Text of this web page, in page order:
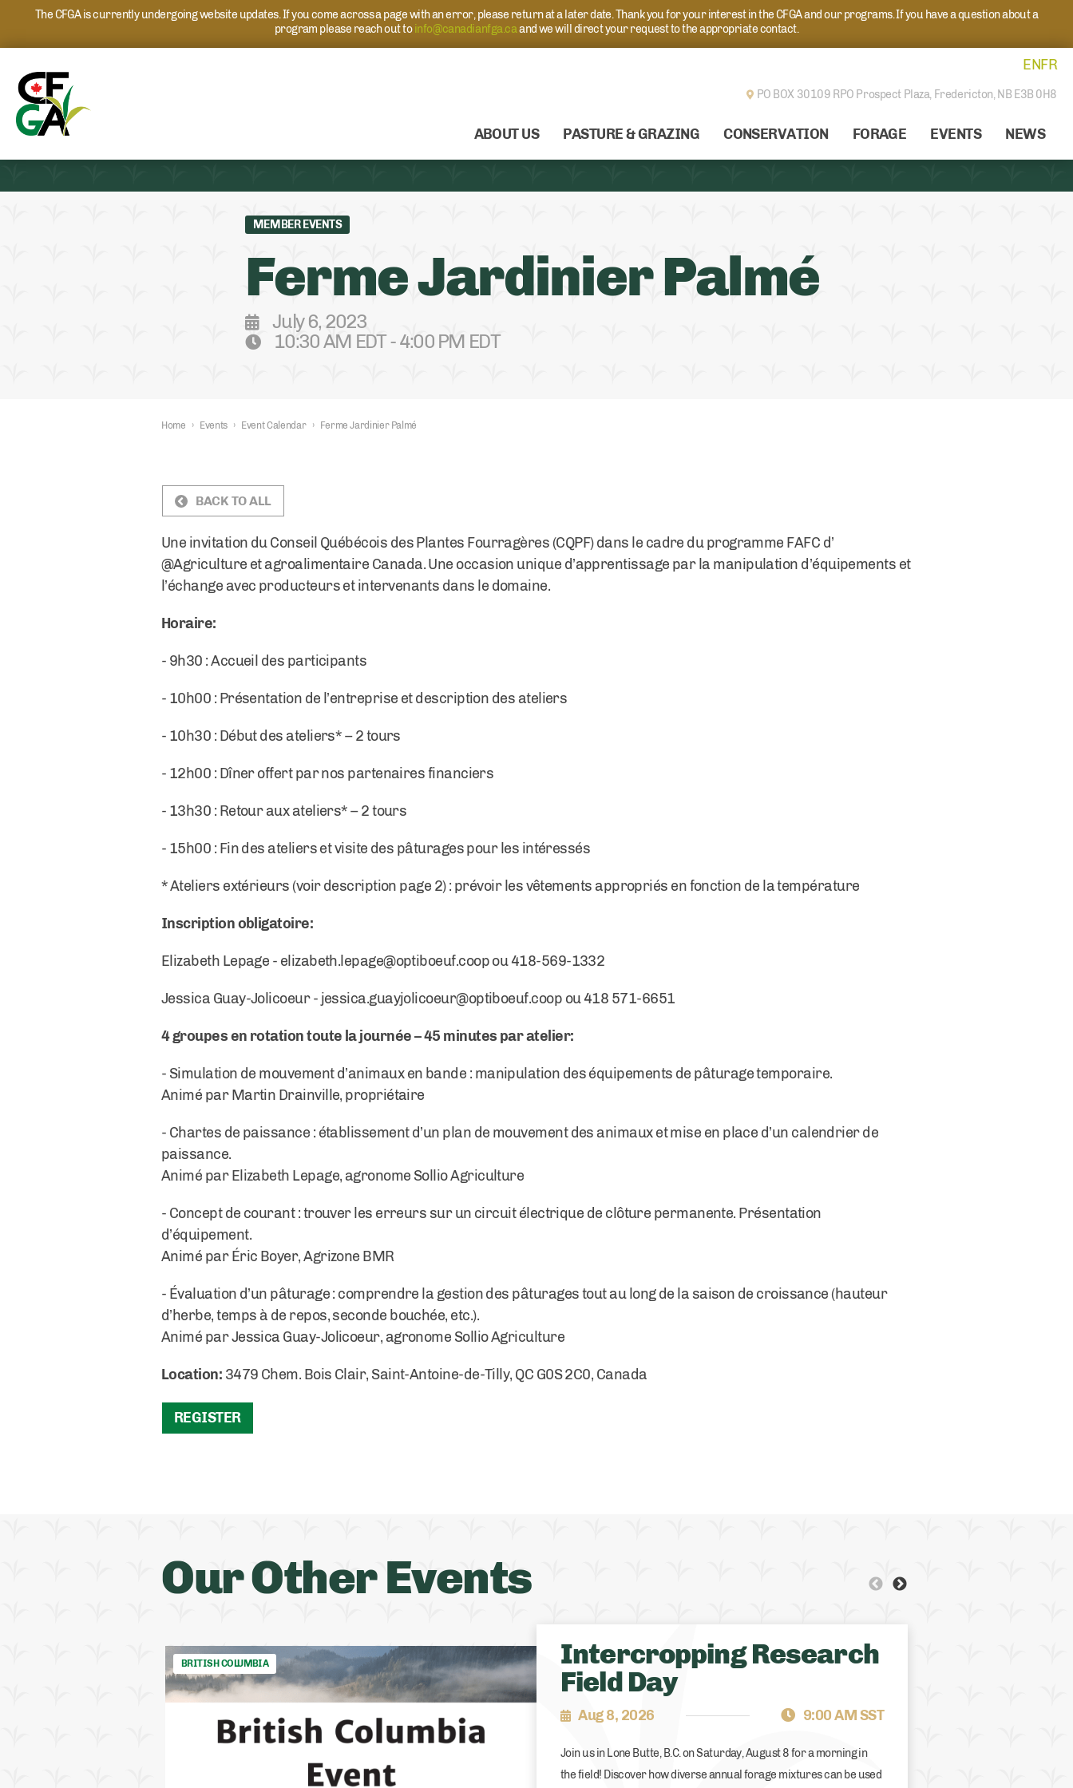
The CFGA is currently undergoing website updates. If you come across a page with an error, please return at a later date. Thank you for your interest in the CFGA and our programs. If you have a question about a
program please reach out toinfo@canadianfga.caand we will direct your request to the appropriate contact.
ENFR
PO BOX 30109 RPO Prospect Plaza, Fredericton, NB E3B 0H8
ABOUT US PASTURE & GRAZING CONSERVATION FORAGE EVENTS NEWS
MEMBER EVENTS
Ferme Jardinier Palmé
July 6, 2023
10:30 AM EDT - 4:00 PM EDT
Home › Events › Event Calendar › Ferme Jardinier Palmé
BACK TO ALL
Une invitation duConseil Québécois desPlantes Fourragères (CQPF)dans le cadre du programme FAFC d’
@Agriculture etagroalimentaire Canada.Une occasion unique d’apprentissage par la manipulation d’équipements et
l’échange avec producteursetintervenants dans le domaine.
Horaire:
- 9h30 : Accueil des participants
- 10h00 : Présentation de l’entreprise et description des ateliers
- 10h30 : Début des ateliers* – 2 tours
- 12h00 : Dîner offert par nos partenaires financiers
- 13h30 : Retour aux ateliers* – 2 tours
- 15h00 : Fin des ateliers et visite des pâturages pour les intéressés
* Ateliers extérieurs (voir description page 2) : prévoir les vêtements appropriés en fonction de la température
Inscription obligatoire:
Elizabeth Lepage - elizabeth.lepage@optiboeuf.coopou 418-569-1332
Jessica Guay-Jolicoeur - jessica.guayjolicoeur@optiboeuf.coop ou 418 571-6651
4 groupes en rotation toute la journée – 45 minutes par atelier:
- Simulation de mouvement d’animaux en bande : manipulation des équipements de pâturage temporaire.
Animé par Martin Drainville, propriétaire
- Chartes de paissance : établissement d’un plan de mouvement des animaux et mise en place d’un calendrier de
paissance.
Animé par Elizabeth Lepage, agronome Sollio Agriculture
- Concept de courant : trouver les erreurs sur un circuit électrique de clôture permanente. Présentation
d’équipement.
Animé par Éric Boyer, Agrizone BMR
- Évaluation d’un pâturage : comprendre la gestion des pâturages tout au long de la saison de croissance (hauteur
d’herbe, temps à de repos, seconde bouchée, etc.).
Animé par Jessica Guay-Jolicoeur, agronome Sollio Agriculture
Location: 3479 Chem. Bois Clair, Saint-Antoine-de-Tilly, QC G0S 2C0, Canada
REGISTER
Our Other Events
BRITISH COLUMBIA
Intercropping Research
Field Day
Aug 8, 2026 9:00 AM SST
Join us in Lone Butte, B.C. on Saturday, August 8 for a morning in
the field! Discover how diverse annual forage mixtures can be used